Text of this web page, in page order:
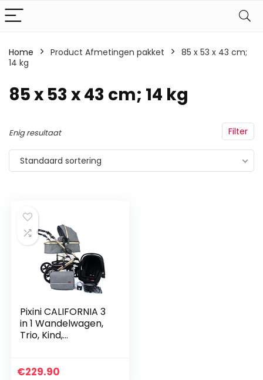
Home Product Afmetingen pakket
‎85 x 53 x 43 cm;
14 kg
‎85 x 53 x 43 cm; 14 kg
Filter
Enig resultaat
Standaard sortering
Pixini CALIFORNIA 3
in 1 Wandelwagen,
Trio, Kind,
(Goud/Grijs)
€229.90